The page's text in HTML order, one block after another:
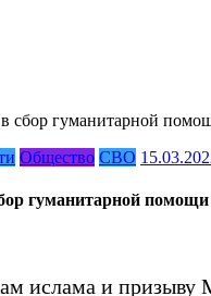
сбор гуманитарной
Общество СВО
гуманитарной
ислама и